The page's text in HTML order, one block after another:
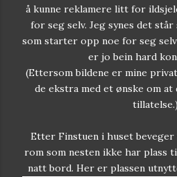
å kunne reklamere litt for
for seg selv. Jeg synes det
som starter opp noe for seg
er jo bein hard
(Ettersom bildene er mine
de ekstra med et ønske om
tillatelse.)
Etter Finstuen i huset
rom som nesten ikke har plass
natt bord. Her er plassen